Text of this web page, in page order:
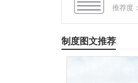
推荐度：
制度图文推荐